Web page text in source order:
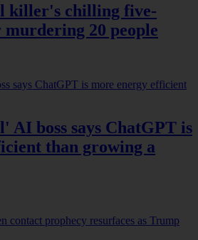
killer's chilling five-
20 people
AI boss says ChatGPT is
than growing a